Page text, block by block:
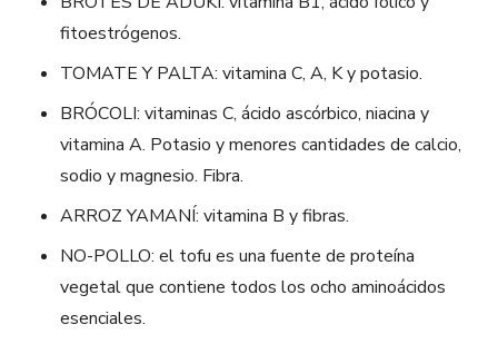
fitoestrógenos.
TOMATE Y PALTA: vitamina C, A, K y potasio.
BRÓCOLI: vitaminas C, ácido ascórbico, niacina y
vitamina A. Potasio y menores cantidades de calcio,
sodio y magnesio. Fibra.
ARROZ YAMANÍ: vitamina B y fibras.
NO-POLLO: el tofu es una fuente de proteína
vegetal que contiene todos los ocho aminoácidos
esenciales.